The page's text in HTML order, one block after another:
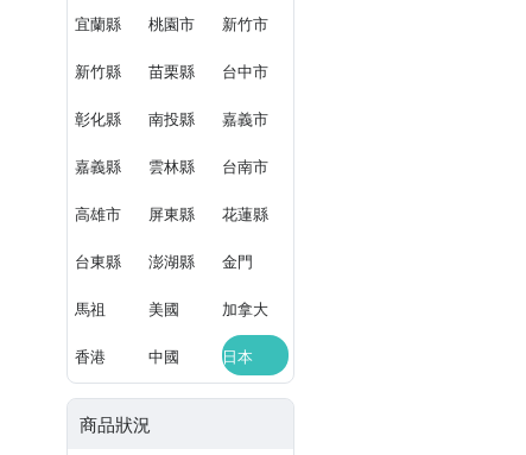
宜蘭縣 桃園市 新竹市
新竹縣 苗栗縣 台中市
彰化縣 南投縣 嘉義市
嘉義縣 雲林縣 台南市
高雄市 屏東縣 花蓮縣
台東縣 澎湖縣 金門
馬祖 美國 加拿大
香港 中國 日本
商品狀況